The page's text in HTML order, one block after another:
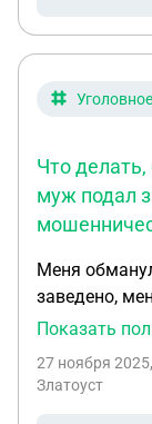
Что
муж подал
Меня
заведено,
кредит
Выплачивать
Показать
27 ноября
Златоуст